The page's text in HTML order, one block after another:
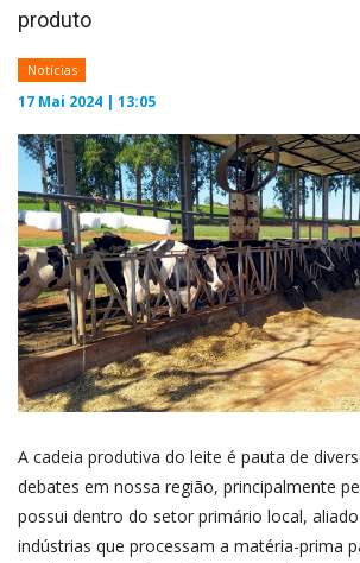
produto
Notícias
17 Mai 2024 | 13:05
A cadeia produtiva do leite é pauta de
debates em nossa região, principalmente
possui dentro do setor primário local,
indústrias que processam a matéria-prima